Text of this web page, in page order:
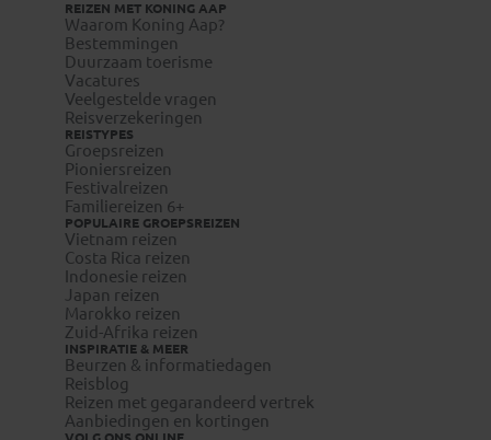
REIZEN MET KONING AAP
Waarom Koning Aap?
Bestemmingen
Duurzaam toerisme
Vacatures
Veelgestelde vragen
Reisverzekeringen
REISTYPES
Groepsreizen
Pioniersreizen
Festivalreizen
Familiereizen 6+
POPULAIRE GROEPSREIZEN
Vietnam reizen
Costa Rica reizen
Indonesie reizen
Japan reizen
Marokko reizen
Zuid-Afrika reizen
INSPIRATIE & MEER
Beurzen & informatiedagen
Reisblog
Reizen met gegarandeerd vertrek
Aanbiedingen en kortingen